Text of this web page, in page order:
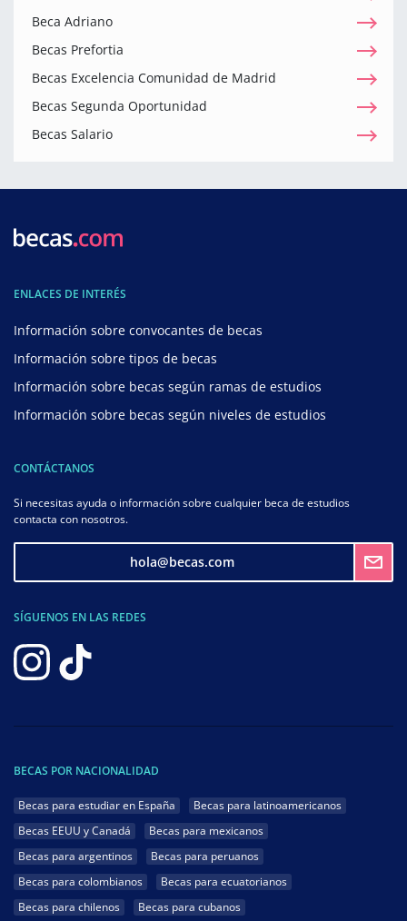
Beca Adriano
Becas Prefortia
Becas Excelencia Comunidad de Madrid
Becas Segunda Oportunidad
Becas Salario
ENLACES DE INTERÉS
Información sobre convocantes de becas
Información sobre tipos de becas
Información sobre becas según ramas de estudios
Información sobre becas según niveles de estudios
CONTÁCTANOS
Si necesitas ayuda o información sobre cualquier beca de estudios
contacta con nosotros.
hola@becas.com
SÍGUENOS EN LAS REDES
BECAS POR NACIONALIDAD
Becas para estudiar en España
Becas para latinoamericanos
Becas EEUU y Canadá
Becas para mexicanos
Becas para argentinos
Becas para peruanos
Becas para colombianos
Becas para ecuatorianos
Becas para chilenos
Becas para cubanos